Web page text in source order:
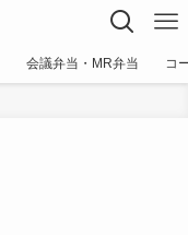
会議弁当・MR弁当 コ